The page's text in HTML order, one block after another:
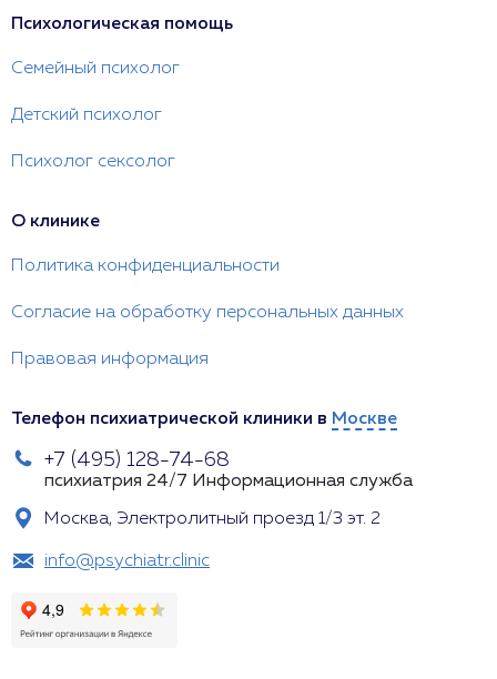
Психологическая помощь
Семейный психолог
Детский психолог
Психолог сексолог
О клинике
Политика конфиденциальности
Согласие на обработку персональных данных
Правовая информация
Телефон психиатрической клиники в Москве
+7 (495) 128-74-68
психиатрия 24/7 Информационная служба
Москва, Электролитный проезд 1/3 эт. 2
info@psychiatr.clinic